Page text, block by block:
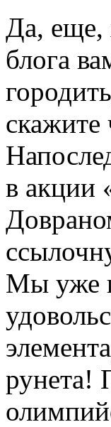
Да, еще,
блога
в акции
Мы уже
рунета!